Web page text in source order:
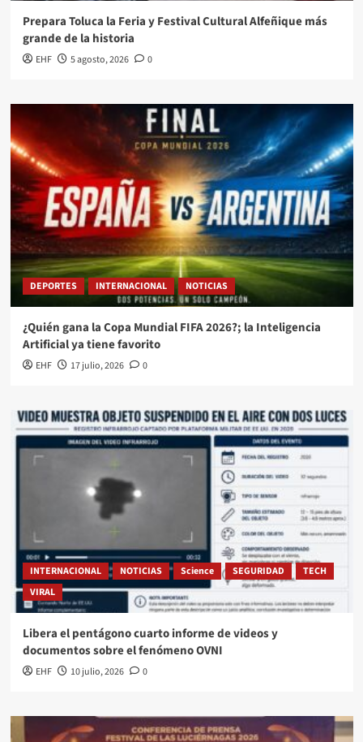
Prepara Toluca la Feria y Festival Cultural Alfeñique más
grande de la historia
EHF 5 agosto, 2026 0
DEPORTES INTERNACIONAL NOTICIAS
¿Quién gana la Copa Mundial FIFA 2026?; la Inteligencia
Artificial ya tiene favorito
EHF 17 julio, 2026 0
INTERNACIONAL NOTICIAS Science SEGURIDAD
TECH
VIRAL
Libera el pentágono cuarto informe de videos y
documentos sobre el fenómeno OVNI
EHF 10 julio, 2026 0